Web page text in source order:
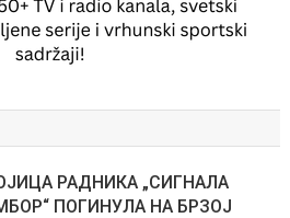
РАДНИКА „СИГНАЛА
ПОГИНУЛА НА БРЗОЈ